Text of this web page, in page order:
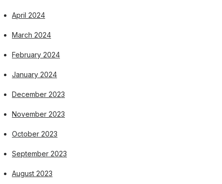
April 2024
March 2024
February 2024
January 2024
December 2023
November 2023
October 2023
September 2023
August 2023